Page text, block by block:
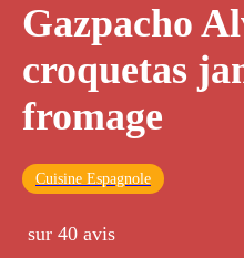
Gazpacho
croquetas
fromage
Cuisine Espagnole
sur 40 avis